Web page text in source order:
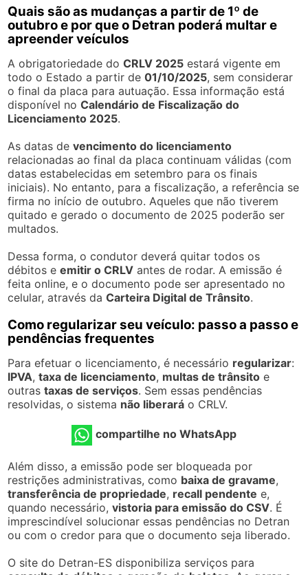
Quais são as mudanças a partir de 1º de
outubro e por que o Detran poderá multar e
apreender veículos
A obrigatoriedade doCRLV 2025 estará vigente em
todo o Estado a partir de01/10/2025, sem considerar
o final da placa para autuação. Essa informação está
disponível noCalendário de Fiscalização do
Licenciamento 2025.
As datas devencimento do licenciamento
relacionadas ao final da placa continuam válidas (com
datas estabelecidas em setembro para os finais
iniciais). No entanto, para a fiscalização, a referência se
firma no início de outubro. Aqueles que não tiverem
quitado e gerado o documento de 2025 poderão ser
multados.
Dessa forma, o condutor deverá quitar todos os
débitos eemitir o CRLV antes de rodar. A emissão é
feita online, e o documento pode ser apresentado no
celular, através daCarteira Digital de Trânsito.
Como regularizar seu veículo: passo a passo e
pendências frequentes
Para efetuar o licenciamento, é necessário regularizar:
IPVA,taxa de licenciamento, multas de trânsito e
outrastaxas de serviços. Sem essas pendências
resolvidas, o sistema não liberará o CRLV.
compartilhe no WhatsApp
Além disso, a emissão pode ser bloqueada por
restrições administrativas, como baixa de gravame,
transferência de propriedade, recall pendente e,
quando necessário,vistoria para emissão do CSV. É
imprescindível solucionar essas pendências no Detran
ou com o credor para que o documento seja liberado.
O site do Detran-ES disponibiliza serviços para